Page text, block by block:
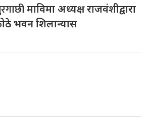
माविमा अध्यक्ष राजवंशीद्वारा
भवन शिलान्यास